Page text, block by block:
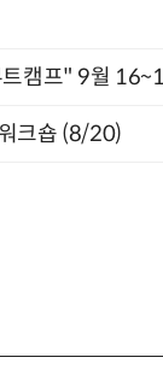
캠프" 9월
크숍 (8/20)